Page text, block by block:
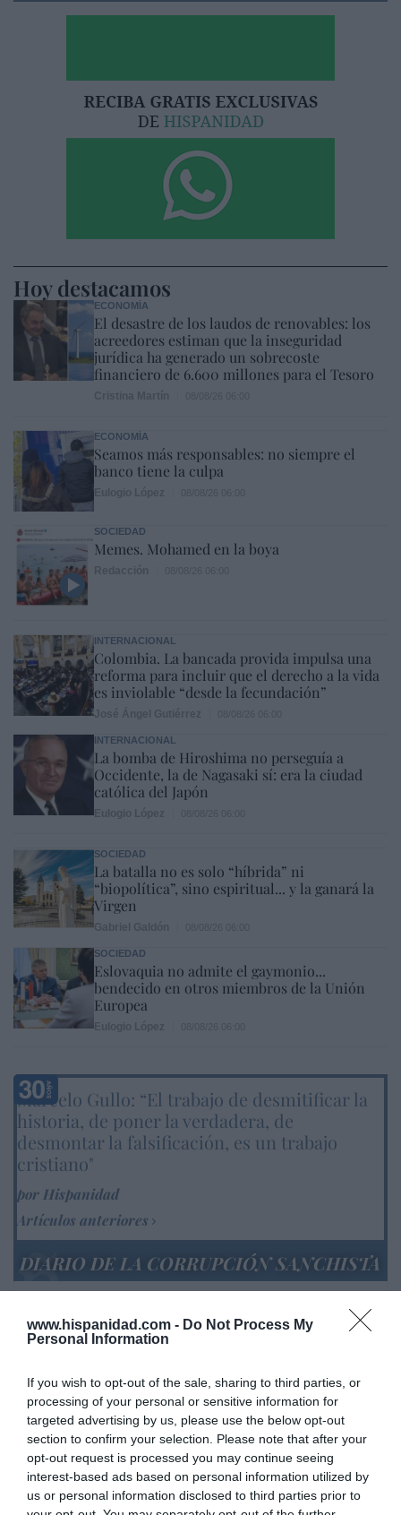
www.hispanidad.com - Do Not Process My
Personal Information
If you wish to opt-out of the sale, sharing to third parties, or
processing of your personal or sensitive information for
targeted advertising by us, please use the below opt-out
section to confirm your selection. Please note that after your
opt-out request is processed you may continue seeing
interest-based ads based on personal information utilized by
us or personal information disclosed to third parties prior to
Hoy destacamos
ECONOMÍA
El desastre de los laudos de renovables: los
acreedores estiman que la inseguridad
jurídica ha generado un sobrecoste
financiero de 6.600 millones para el Tesoro
ECONOMÍA
Seamos más responsables: no siempre el
banco tiene la culpa
SOCIEDAD
Memes. Mohamed en la boya
INTERNACIONAL
Colombia. La bancada provida impulsa una
reforma para incluir que el derecho a la vida
es inviolable “desde la fecundación”
INTERNACIONAL
La bomba de Hiroshima no perseguía a
Occidente, la de Nagasaki sí: era la ciudad
católica del Japón
SOCIEDAD
La batalla no es solo “híbrida” ni
“biopolítica”, sino espiritual... y la ganará la
Virgen
SOCIEDAD
Eslovaquia no admite el gaymonio...
bendecido en otros miembros de la Unión
Europea
Marcelo Gullo: “El trabajo de desmitificar la
historia, de poner la verdadera, de
desmontar la falsificación, es un trabajo
cristiano"
por Hispanidad
Artículos anteriores
DIARIO DE LA CORRUPCIÓN SANCHISTA
Oír se manifiesta delante de La Mareta:
“Pedro Sánchez es un criminal”
por Redacción
Artículos anteriores
Opinión
Enormes minucias